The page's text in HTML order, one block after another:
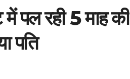
में पल रही 5 माह की
पति